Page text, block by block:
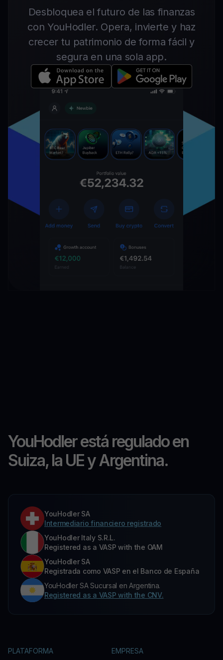
Desbloquea el futuro de las finanzas
con YouHodler. Opera, invierte y haz
crecer tu patrimonio de forma fácil y
segura en una sola app.
YouHodler está regulado en
Suiza, la UE y Argentina.
YouHodler SA
Intermediario financiero registrado
YouHodler Italy S.R.L.
Registered as a VASP with the OAM
YouHodler SA
Registrada como VASP en el Banco de España
YouHodler SA Sucursal en Argentina.
Registered as a VASP with the CNV.
PLATAFORMA EMPRESA